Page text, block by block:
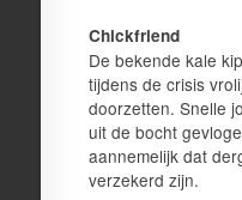
Chickfriend
De bekende kale
tijdens de crisis
doorzetten. Snelle
uit de bocht
aannemelijk dat
verzekerd zijn.